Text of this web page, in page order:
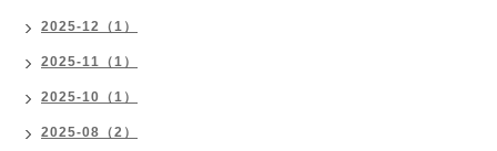
2025-12（1）
2025-11（1）
2025-10（1）
2025-08（2）